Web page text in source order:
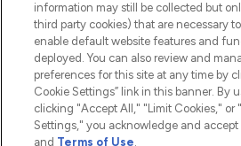
IMPRESSUM
ÜBER
information may still be collected but
third party cookies) that are necessary
enable default website features and
deployed. You can also review and
preferences for this site at any time by
Cookie Settings” link in this banner. By
clicking "Accept All," "Limit Cookies," or
Settings," you acknowledge and accept
and Terms of Use.